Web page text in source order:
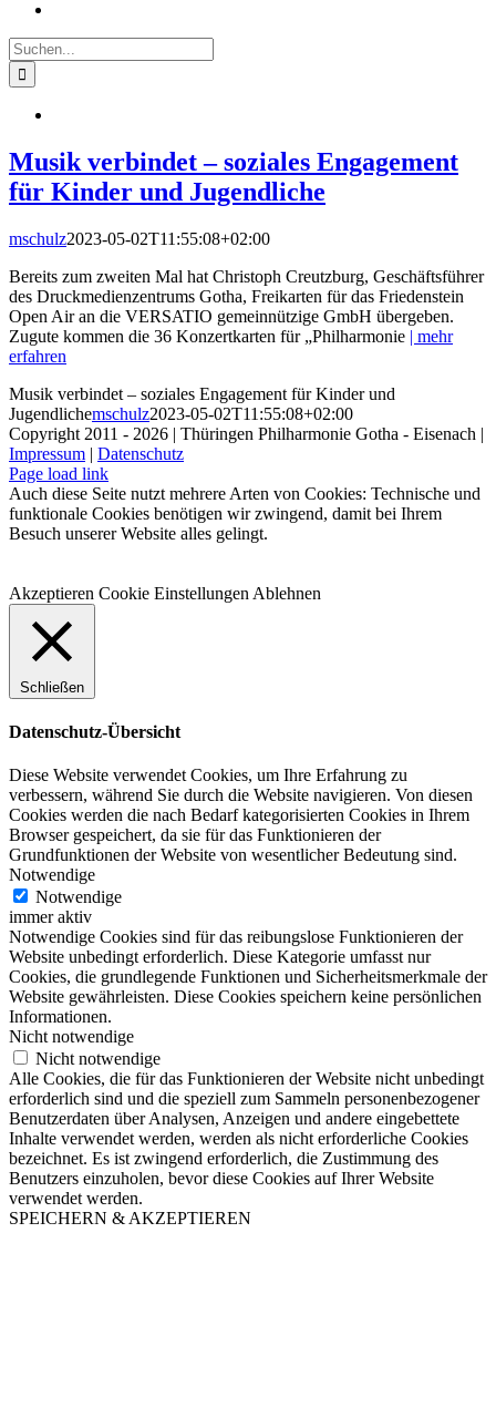
Suche
nach:
Musik verbindet – soziales Engagement
für Kinder und Jugendliche
mschulz2023-05-02T11:55:08+02:00
Bereits zum zweiten Mal hat Christoph Creutzburg, Geschäftsführer
des Druckmedienzentrums Gotha, Freikarten für das Friedenstein
Open Air an die VERSATIO gemeinnützige GmbH übergeben.
Zugute kommen die 36 Konzertkarten für „Philharmonie | mehr
erfahren
Musik verbindet – soziales Engagement für Kinder und
Jugendlichemschulz2023-05-02T11:55:08+02:00
Copyright 2011 - 2026 | Thüringen Philharmonie Gotha - Eisenach |
Impressum | Datenschutz
Facebook
Instagram
WhatsApp
YouTube
E-
Mail
Telefon
Page load link
Auch diese Seite nutzt mehrere Arten von Cookies: Technische und
funktionale Cookies benötigen wir zwingend, damit bei Ihrem
Besuch unserer Website alles gelingt.
Akzeptieren Cookie Einstellungen Ablehnen
Schließen
Datenschutz-Übersicht
Diese Website verwendet Cookies, um Ihre Erfahrung zu
verbessern, während Sie durch die Website navigieren. Von diesen
Cookies werden die nach Bedarf kategorisierten Cookies in Ihrem
Browser gespeichert, da sie für das Funktionieren der
Grundfunktionen der Website von wesentlicher Bedeutung sind.
Notwendige
Notwendige
immer aktiv
Notwendige Cookies sind für das reibungslose Funktionieren der
Website unbedingt erforderlich. Diese Kategorie umfasst nur
Cookies, die grundlegende Funktionen und Sicherheitsmerkmale der
Website gewährleisten. Diese Cookies speichern keine persönlichen
Informationen.
Nicht notwendige
Nicht notwendige
Alle Cookies, die für das Funktionieren der Website nicht unbedingt
erforderlich sind und die speziell zum Sammeln personenbezogener
Benutzerdaten über Analysen, Anzeigen und andere eingebettete
Inhalte verwendet werden, werden als nicht erforderliche Cookies
bezeichnet. Es ist zwingend erforderlich, die Zustimmung des
Benutzers einzuholen, bevor diese Cookies auf Ihrer Website
verwendet werden.
SPEICHERN & AKZEPTIEREN